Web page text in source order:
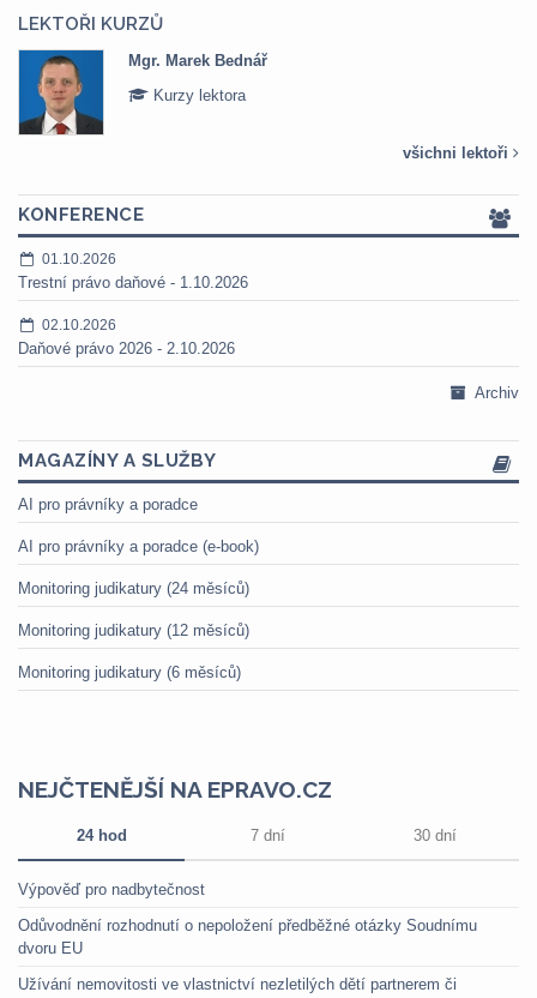
LEKTOŘI KURZŮ
Mgr. Marek Bednář
Kurzy lektora
všichni lektoři
KONFERENCE
01.10.2026
Trestní právo daňové - 1.10.2026
02.10.2026
Daňové právo 2026 - 2.10.2026
Archiv
MAGAZÍNY A SLUŽBY
AI pro právníky a poradce
AI pro právníky a poradce (e-book)
Monitoring judikatury (24 měsíců)
Monitoring judikatury (12 měsíců)
Monitoring judikatury (6 měsíců)
NEJČTENĚJŠÍ NA EPRAVO.CZ
24 hod 7 dní 30 dní
Výpověď pro nadbytečnost
Odůvodnění rozhodnutí o nepoložení předběžné otázky Soudnímu
dvoru EU
Užívání nemovitosti ve vlastnictví nezletilých dětí partnerem či